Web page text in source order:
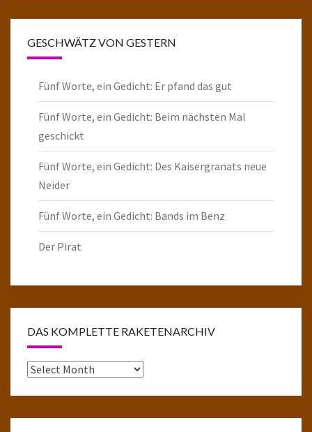
GESCHWÄTZ VON GESTERN
Fünf Worte, ein Gedicht: Er pfand das gut
Fünf Worte, ein Gedicht: Beim nächsten Mal
geschickt
Fünf Worte, ein Gedicht: Des Kaisergranats neue
Neider
Fünf Worte, ein Gedicht: Bands im Benz
Der Pirat
DAS KOMPLETTE RAKETENARCHIV
Das